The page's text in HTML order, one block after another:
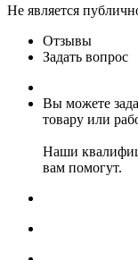
Не является
Отзывы
Задать вопрос
Вы можете
товару или
Наши
вам помогут.